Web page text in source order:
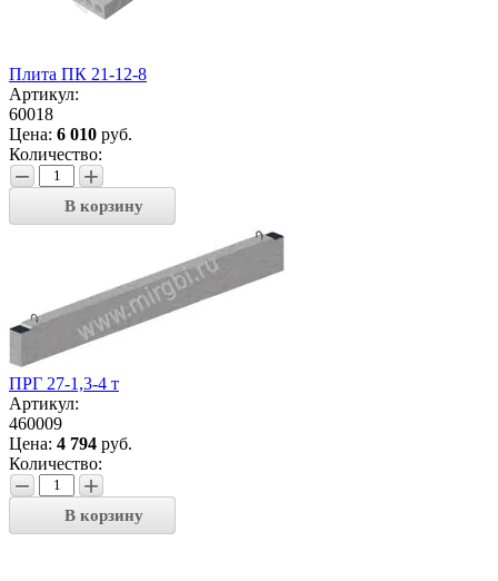
Плита ПК 21-12-8
Артикул:
60018
Цена: 6 010 руб.
Количество:
− +
В корзину
ПРГ 27-1,3-4 т
Артикул:
460009
Цена: 4 794 руб.
Количество:
− +
В корзину